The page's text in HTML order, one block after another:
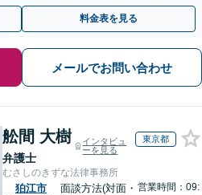
ンライン相談可】
料金表を見る
メールでお問い合わせ
舩間 大樹
弁護士
インタビュ
ーを見る
東京都
むさしのきずな法律事務所
狛江市
面談方法(対面・ 営業時間：09: